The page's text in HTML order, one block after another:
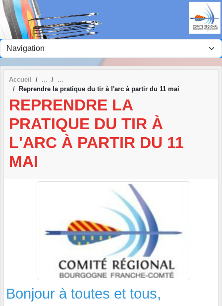
Accueil
Reprendre la pratique du tir à l'arc à partir du 11 mai
REPRENDRE LA
PRATIQUE DU TIR À
L'ARC À PARTIR DU 11
MAI
Bonjour à toutes et tous,
Panneau de gestion des cookies